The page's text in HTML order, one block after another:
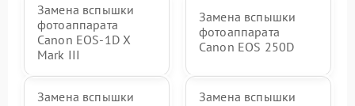
Замена вспышки
фотоаппарата
Canon EOS‑1D X
Mark III
Замена вспышки
фотоаппарата
Canon EOS 250D
Замена вспышки
Замена вспышки